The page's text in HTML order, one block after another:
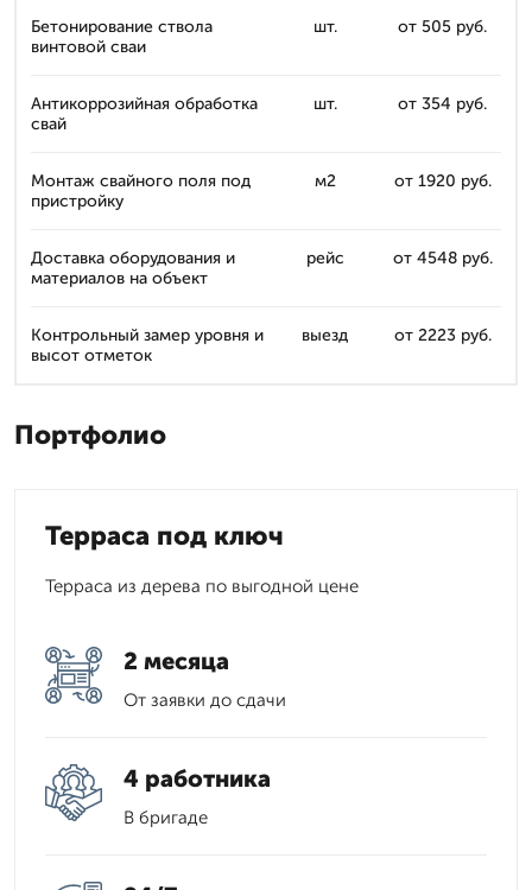
Бетонирование ствола
винтовой сваи
шт. от 505 руб.
Антикоррозийная обработка
свай
шт. от 354 руб.
Монтаж свайного поля под
пристройку
м2 от 1920 руб.
Доставка оборудования и
материалов на объект
рейс от 4548 руб.
Контрольный замер уровня и
высот отметок
выезд от 2223 руб.
Портфолио
Терраса под ключ
Терраса из дерева по выгодной цене
2 месяца
От заявки до сдачи
4 работника
В бригаде